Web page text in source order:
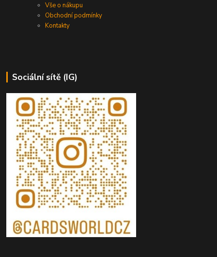
Vše o nákupu
Obchodní podmínky
Kontakty
Sociální sítě (IG)